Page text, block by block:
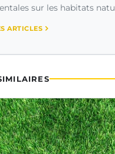
sur les habitats
ARTICLES